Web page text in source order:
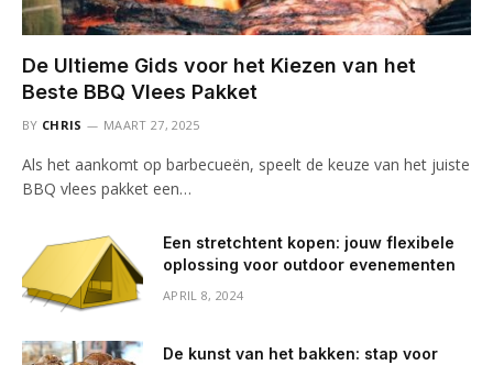
De Ultieme Gids voor het Kiezen van het
Beste BBQ Vlees Pakket
BY CHRIS MAART 27, 2025
Als het aankomt op barbecueën, speelt de keuze van het juiste
BBQ vlees pakket een…
Een stretchtent kopen: jouw flexibele
oplossing voor outdoor evenementen
APRIL 8, 2024
De kunst van het bakken: stap voor